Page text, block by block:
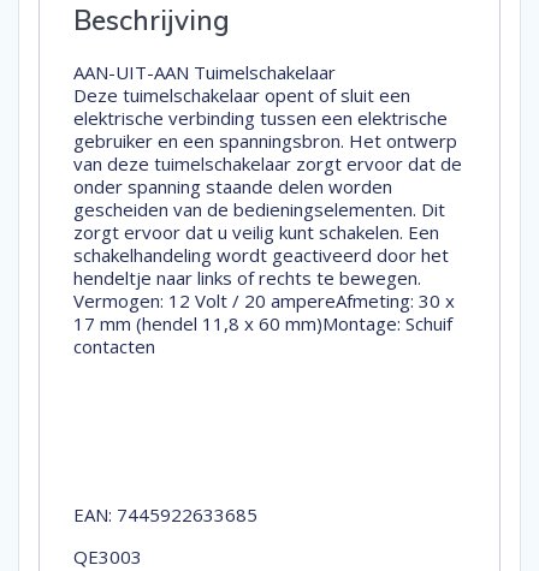
Beschrijving
AAN-UIT-AAN Tuimelschakelaar
Deze tuimelschakelaar opent of sluit een
elektrische verbinding tussen een elektrische
gebruiker en een spanningsbron. Het ontwerp
van deze tuimelschakelaar zorgt ervoor dat de
onder spanning staande delen worden
gescheiden van de bedieningselementen. Dit
zorgt ervoor dat u veilig kunt schakelen. Een
schakelhandeling wordt geactiveerd door het
hendeltje naar links of rechts te bewegen.
Vermogen: 12 Volt / 20 ampereAfmeting: 30 x
17 mm (hendel 11,8 x 60 mm)Montage: Schuif
contacten
EAN: 7445922633685
QE3003